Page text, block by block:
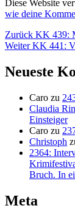
Diese Website
wie deine
Zurück Vorheriger
Beitrag:
KK 439:
Weiter Nächster
KK 441:
Neueste
Caro zu
Claudia
Einsteiger
Caro zu
Christoph
2364:
Bruch. In
Meta